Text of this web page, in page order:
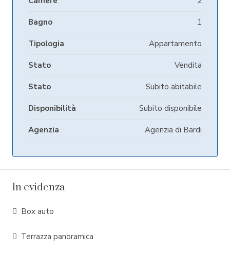
Bagno 1
Tipologia Appartamento
Stato Vendita
Stato Subito abitabile
Disponibilità Subito disponibile
Agenzia Agenzia di Bardi
In evidenza
Box auto
Terrazza panoramica